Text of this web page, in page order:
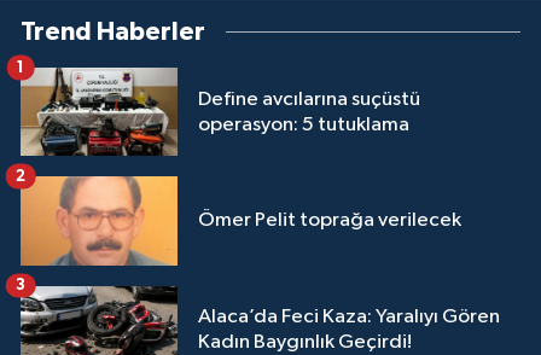
Trend Haberler
Define avcılarına suçüstü
operasyon: 5 tutuklama
1
Ömer Pelit toprağa verilecek
2
Alaca’da Feci Kaza: Yaralıyı Gören
Kadın Baygınlık Geçirdi!
3